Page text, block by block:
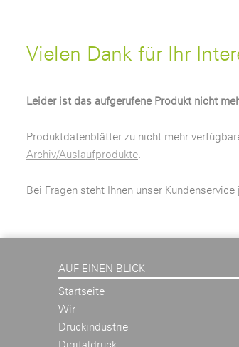
Vielen Dank für Ihr
Leider ist das aufgerufene Produkt nicht
Produktdatenblätter zu nicht mehr
Archiv/Auslaufprodukte.
Bei Fragen steht Ihnen unser
AUF EINEN BLICK
Startseite
Wir
Druckindustrie